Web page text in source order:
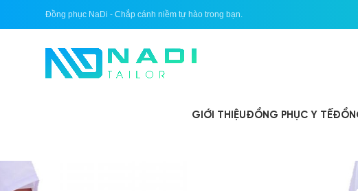
Đồng phục NaDi - Chắp cánh niềm tự hào trong bạn.
GIỚI THIỆUĐỒNG PHỤC Y TẾ